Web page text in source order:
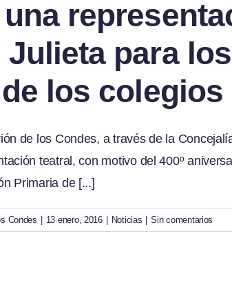
Julieta para
los
de los Condes, a través de la
teatral, con motivo del 400º
Primaria de [...]
Condes 13 enero, 2016 Noticias Sin comentarios